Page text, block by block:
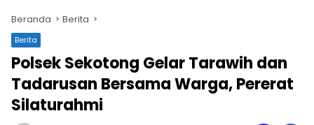
Beranda Berita
Berita
Polsek Sekotong Gelar Tarawih dan
Tadarusan Bersama Warga, Pererat
Silaturahmi